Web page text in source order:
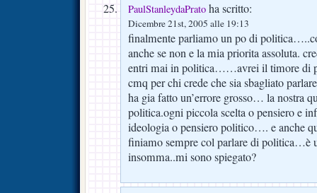
PaulStanleydaPrato ha scritto:
Dicembre 21st, 2005 alle 19:13
finalmente parliamo un po di
anche se non e la mia priorita assoluta.
entri mai in politica……avrei il timore di
cmq per chi crede che sia sbagliato
ha gia fatto un’errore grosso… la nostra
politica.ogni piccola scelta o pensiero e
ideologia o pensiero politico…. e anche
finiamo sempre col parlare di politica…è
insomma..mi sono spiegato?